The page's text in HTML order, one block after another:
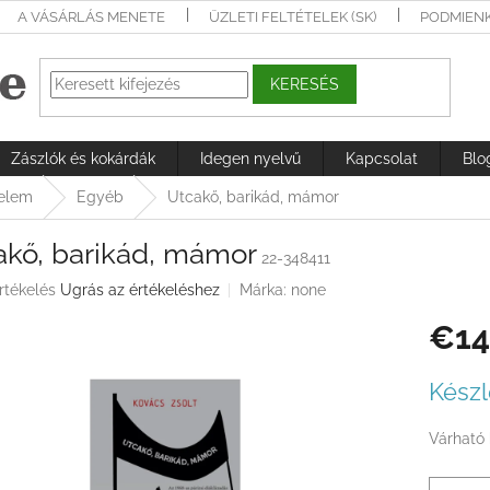
A VÁSÁRLÁS MENETE ÜZLETI FELTÉTELEK (SK)
KERESÉS
Zászlók és kokárdák Idegen nyelvű Kapcsolat
Egyéb Utcakő, barikád, mámor
barikád, mámor 22-348411
Ugrás az értékeléshez Márka: none
Várható